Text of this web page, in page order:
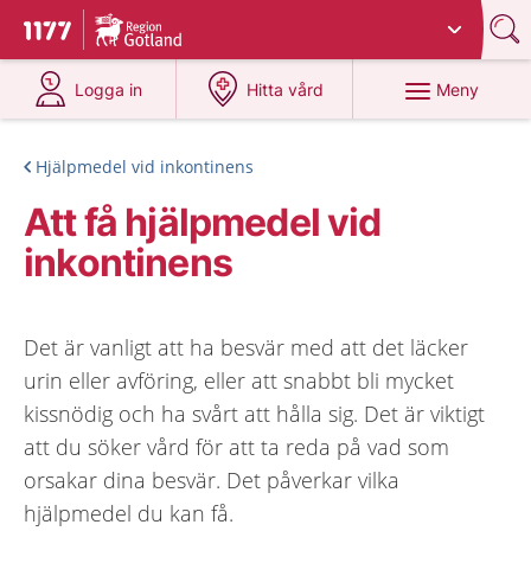
Till startsidan för 1177
Du har valt region
Logga in
på 1177.se
Hitta vård
på 1177.se
Meny
Hjälpmedel vid inkontinens
Att få hjälpmedel vid
inkontinens
Det är vanligt att ha besvär med att det läcker
urin eller avföring, eller att snabbt bli mycket
kissnödig och ha svårt att hålla sig. Det är viktigt
att du söker vård för att ta reda på vad som
orsakar dina besvär. Det påverkar vilka
hjälpmedel du kan få.